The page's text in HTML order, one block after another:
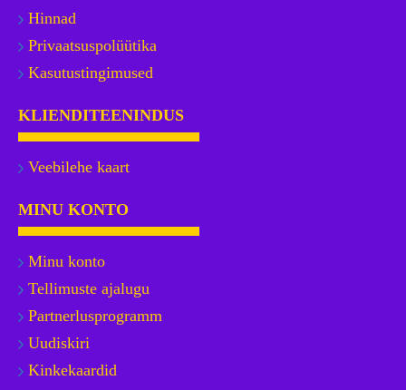
Hinnad
Privaatsuspolüütika
Kasutustingimused
KLIENDITEENINDUS
Veebilehe kaart
MINU KONTO
Minu konto
Tellimuste ajalugu
Partnerlusprogramm
Uudiskiri
Kinkekaardid